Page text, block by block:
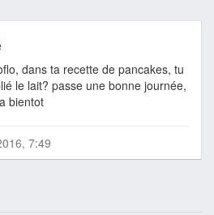
dans ta recette de pancakes, tu
le lait? passe une bonne journée,
bientot
7:49